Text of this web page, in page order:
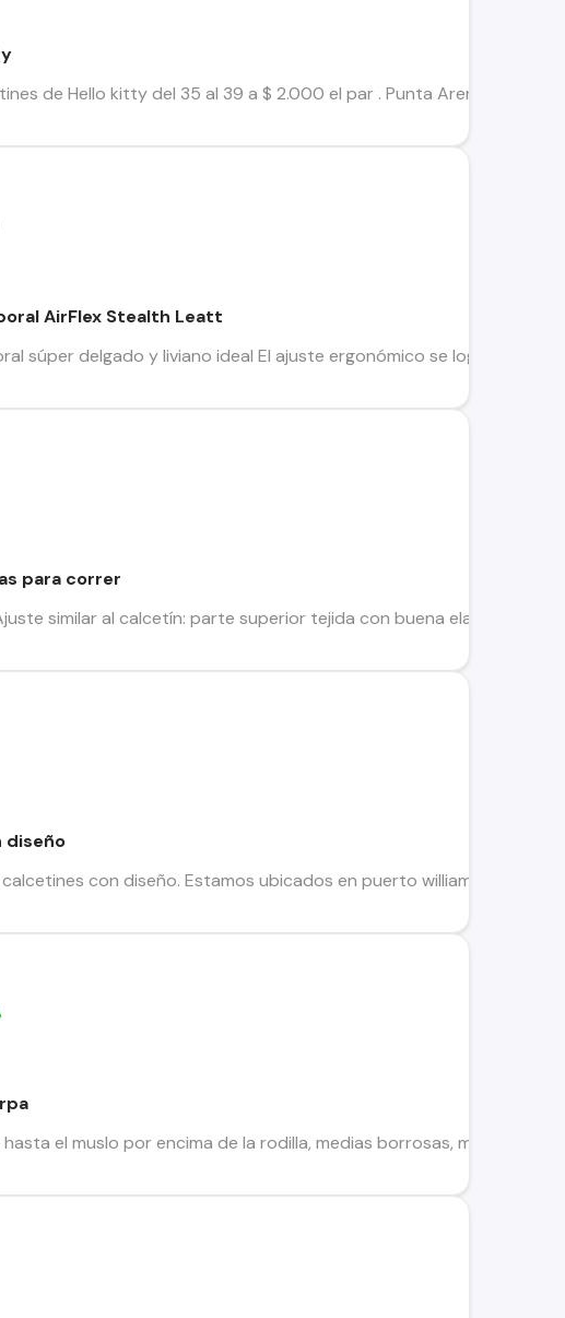
de Hello kitty del 35 al 39 a $ 2.000 el par . Punta Arenas
AirFlex Stealth Leatt
súper delgado y liviano ideal El ajuste ergonómico se logra
para correr
similar al calcetín: parte superior tejida con buena elasticidad,
diseño
con diseño. Estamos ubicados en puerto williams Y
el muslo por encima de la rodilla, medias borrosas, mallas,